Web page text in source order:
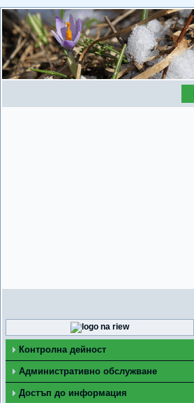
Контролна дейност
Административно обслужване
Достъп до информация